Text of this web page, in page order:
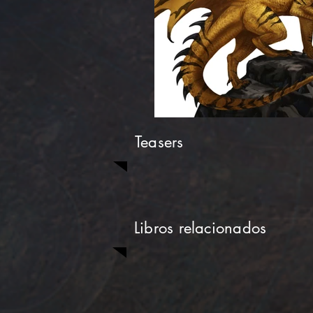
Teasers
Libros relacionados